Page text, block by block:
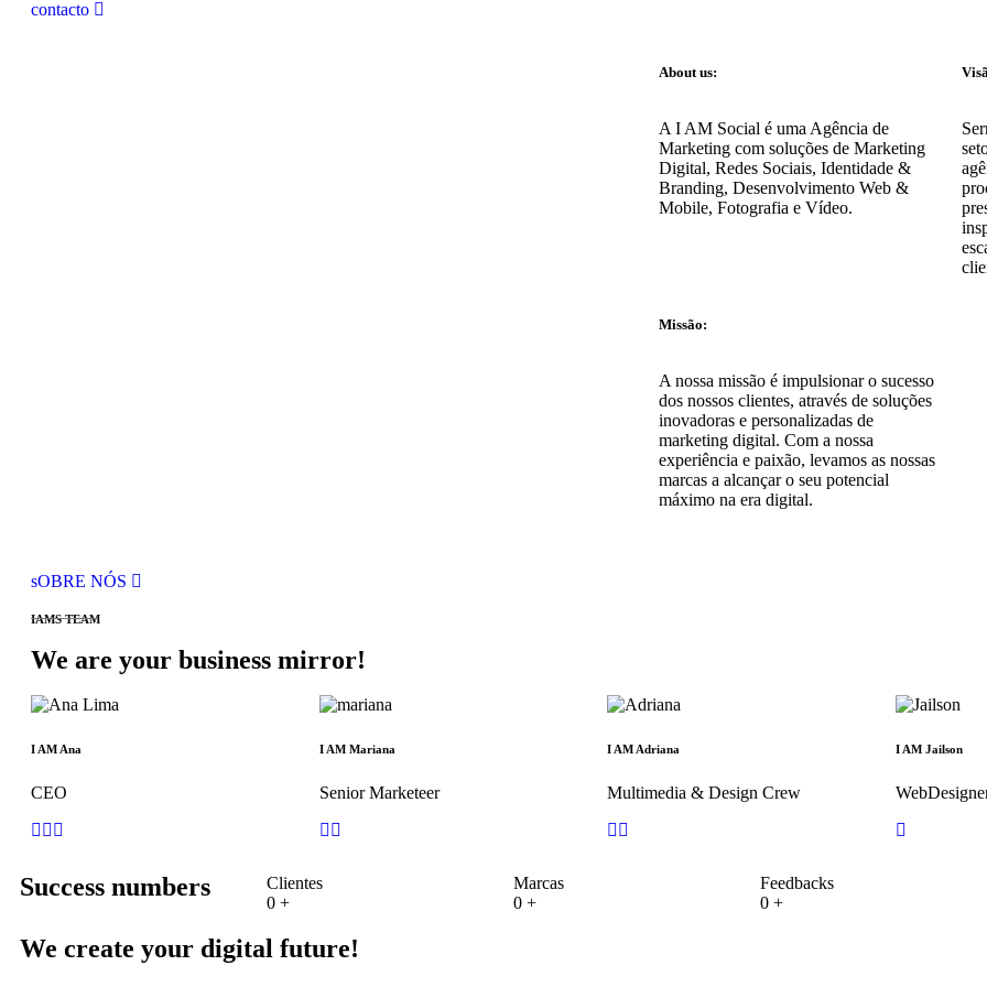
contacto
About us:
A I AM Social é uma Agência de
Marketing com soluções de Marketing
Digital, Redes Sociais, Identidade &
Branding, Desenvolvimento Web &
Mobile, Fotografia e Vídeo.
Missão:
A nossa missão é impulsionar o sucesso
dos nossos clientes, através de soluções
inovadoras e personalizadas de
marketing digital. Com a nossa
experiência e paixão, levamos as nossas
marcas a alcançar o seu potencial
máximo na era digital.
sOBRE NÓS
IAMS TEAM
We are your business mirror!
I AM Ana
CEO
I AM Mariana
Senior Marketeer
I AM Adriana
Multimedia & Design Crew
I AM Jailson
Success numbers
Clientes
0 +
Marcas
0 +
Feedbacks
0 +
We create your digital future!